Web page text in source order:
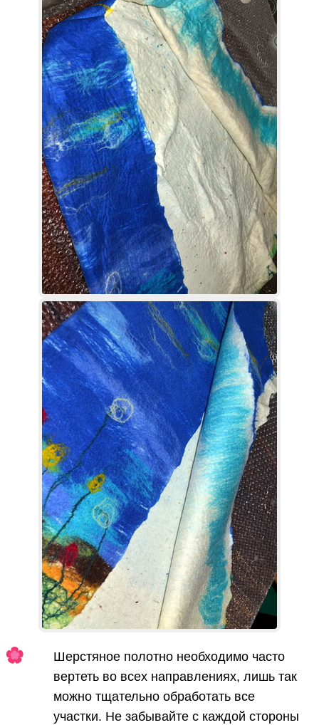
Шерстяное полотно необходимо часто
вертеть во всех направлениях, лишь так
можно тщательно обработать все
участки. Не забывайте с каждой стороны